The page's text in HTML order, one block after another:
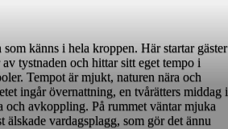
känns i hela kroppen. Här startar gäster
tystnaden och hittar sitt eget tempo i
Tempot är mjukt, naturen nära och
ingår övernattning, en tvårätters middag i
avkoppling. På rummet väntar mjuka
älskade vardagsplagg, som gör det ännu